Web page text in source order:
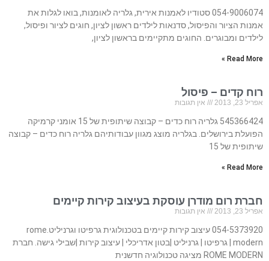
054-9006074 סטודיו לאמנות אירית, גלריה לאומנות, בואו לגלות את
אמנות הציור והפיסול, סדנאות לילדים ראשון לציון, חוגים לציור ופיסול,
לילדים ומבוגרים. החוגים מתקיימים בראשון לציון,
Read More »
רוח קדים – פיסול
אפריל 23, 2013 אין תגובות
545366424 גלריה רוח כדים – קבוצה שיתופית של 15 אומני קרמיקה
הפועלת בירושלים. בגלריה מוצג מגוון עבודותיהם גלריה רוח כדים – קבוצה
שיתופית של 15
Read More »
חברת רום מודרן עוסקת בעיצוב קירות קיימים
אפריל 23, 2013 אין תגובות
054-5373920 עיצוב קירות קיימים בטכנולוגית גרפיטו וגרניליט.rome
modern | גרפיטו | גרניליט |בטון אדריכלי | עיצוב קירות |שבילי גישה. חברת
ROME MODERN מציגה טכנולוגיה חדשנית